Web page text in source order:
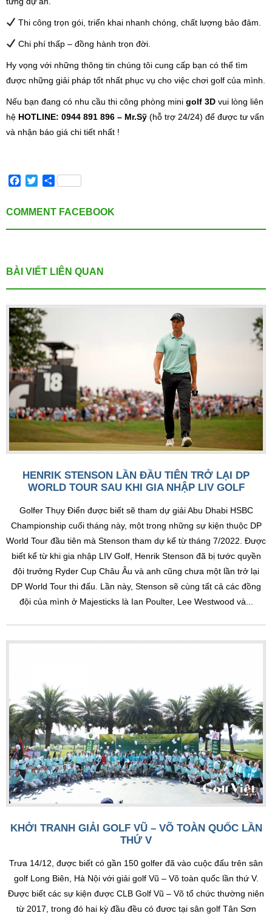
Thi công trọn gói, triển khai nhanh chóng, chất lượng bảo đảm.
Chi phí thấp – đồng hành trọn đời.
Hy vọng với những thông tin chúng tôi cung cấp bạn có thể tìm
được những giải pháp tốt nhất phục vụ cho việc chơi golf của mình.
Nếu bạn đang có nhu cầu thi công phòng mini golf 3D vui lòng liên
hệ HOTLINE: 0944 891 896 – Mr.Sỹ (hỗ trợ 24/24) để được tư vấn
và nhận báo giá chi tiết nhất !
Facebook
TwitterShare
COMMENT FACEBOOK
BÀI VIẾT LIÊN QUAN
HENRIK STENSON LẦN ĐẦU TIÊN TRỞ LẠI DP
WORLD TOUR SAU KHI GIA NHẬP LIV GOLF
Golfer Thụy Điển được biết sẽ tham dự giải Abu Dhabi HSBC
Championship cuối tháng này, một trong những sự kiện thuộc DP
World Tour đầu tiên mà Stenson tham dự kể từ tháng 7/2022. Được
biết kể từ khi gia nhập LIV Golf, Henrik Stenson đã bị tước quyền
đội trưởng Ryder Cup Châu Âu và anh cũng chưa một lần trở lại
DP World Tour thi đấu. Lần này, Stenson sẽ cùng tất cả các đồng
đội của mình ở Majesticks là Ian Poulter, Lee Westwood và...
KHỞI TRANH GIẢI GOLF VŨ – VÕ TOÀN QUỐC LẦN
THỨ V
Trưa 14/12, được biết có gần 150 golfer đã vào cuộc đấu trên sân
golf Long Biên, Hà Nội với giải golf Vũ – Võ toàn quốc lần thứ V.
Được biết các sự kiện được CLB Golf Vũ – Võ tổ chức thường niên
từ 2017, trong đó hai kỳ đầu đều có đươc tại sân golf Tân Sơn